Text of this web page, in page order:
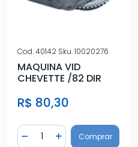
Cod.40142 Sku.10020276
MAQUINA VID
CHEVETTE /82 DIR
R$ 80,30
Diminuir Quantidade
Quantidade
AdicionarComprar